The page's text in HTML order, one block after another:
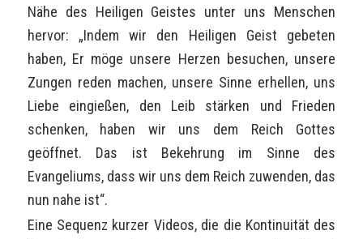
Nähe des Heiligen Geistes unter uns Menschen
hervor: „Indem wir den Heiligen Geist gebeten
haben, Er möge unsere Herzen besuchen, unsere
Zungen reden machen, unsere Sinne erhellen, uns
Liebe eingießen, den Leib stärken und Frieden
schenken, haben wir uns dem Reich Gottes
geöffnet. Das ist Bekehrung im Sinne des
Evangeliums, dass wir uns dem Reich zuwenden, das
nun nahe ist“.
Eine Sequenz kurzer Videos, die die Kontinuität des